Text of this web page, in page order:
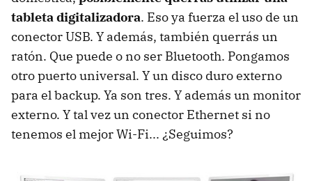
tableta digitalizadora. Eso ya fuerza el uso de un
conector USB. Y además, también querrás un
ratón. Que puede o no ser Bluetooth. Pongamos
otro puerto universal. Y un disco duro externo
para el backup. Ya son tres. Y además un monitor
externo. Y tal vez un conector Ethernet si no
tenemos el mejor Wi-Fi... ¿Seguimos?